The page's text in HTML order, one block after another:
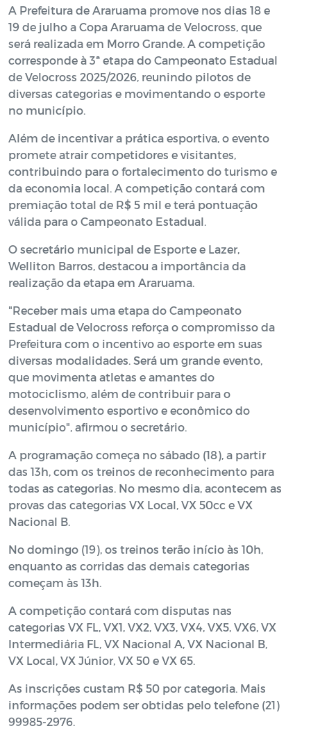
A Prefeitura de Araruama promove nos dias 18 e
19 de julho a Copa Araruama de Velocross, que
será realizada em Morro Grande. A competição
corresponde à 3ª etapa do Campeonato Estadual
de Velocross 2025/2026, reunindo pilotos de
diversas categorias e movimentando o esporte
no município.
Além de incentivar a prática esportiva, o evento
promete atrair competidores e visitantes,
contribuindo para o fortalecimento do turismo e
da economia local. A competição contará com
premiação total de R$ 5 mil e terá pontuação
válida para o Campeonato Estadual.
O secretário municipal de Esporte e Lazer,
Welliton Barros, destacou a importância da
realização da etapa em Araruama.
"Receber mais uma etapa do Campeonato
Estadual de Velocross reforça o compromisso da
Prefeitura com o incentivo ao esporte em suas
diversas modalidades. Será um grande evento,
que movimenta atletas e amantes do
motociclismo, além de contribuir para o
desenvolvimento esportivo e econômico do
município", afirmou o secretário.
A programação começa no sábado (18), a partir
das 13h, com os treinos de reconhecimento para
todas as categorias. No mesmo dia, acontecem as
provas das categorias VX Local, VX 50cc e VX
Nacional B.
No domingo (19), os treinos terão início às 10h,
enquanto as corridas das demais categorias
começam às 13h.
A competição contará com disputas nas
categorias VX FL, VX1, VX2, VX3, VX4, VX5, VX6, VX
Intermediária FL, VX Nacional A, VX Nacional B,
VX Local, VX Júnior, VX 50 e VX 65.
As inscrições custam R$ 50 por categoria. Mais
informações podem ser obtidas pelo telefone (21)
99985-2976.